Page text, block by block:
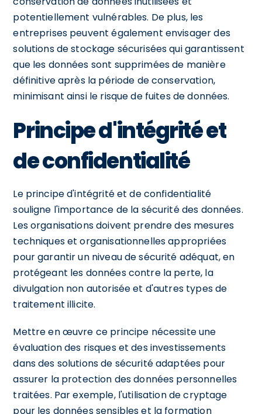
potentiellement vulnérables. De plus, les
entreprises peuvent également envisager des
solutions de stockage sécurisées qui garantissent
que les données sont supprimées de manière
définitive après la période de conservation,
minimisant ainsi le risque de fuites de données.
Principe d'intégrité et
de confidentialité
Le principe d'intégrité et de confidentialité
souligne l'importance de la sécurité des données.
Les organisations doivent prendre des mesures
techniques et organisationnelles appropriées
pour garantir un niveau de sécurité adéquat, en
protégeant les données contre la perte, la
divulgation non autorisée et d'autres types de
traitement illicite.
Mettre en œuvre ce principe nécessite une
évaluation des risques et des investissements
dans des solutions de sécurité adaptées pour
assurer la protection des données personnelles
traitées. Par exemple, l'utilisation de cryptage
pour les données sensibles et la formation